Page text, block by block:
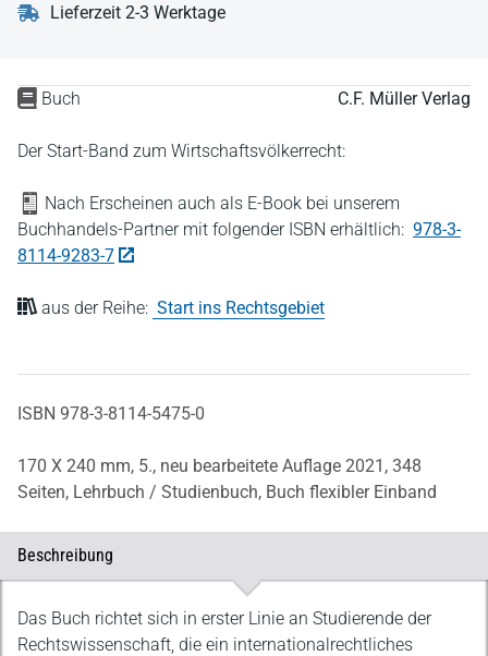
Buch C.F. Müller Verlag
Der Start-Band zum Wirtschaftsvölkerrecht:
Nach Erscheinen auch als E-Book bei unserem
Buchhandels-Partner mit folgender ISBN erhältlich: 978-3-
8114-9283-7
aus der Reihe: Start ins Rechtsgebiet
ISBN 978-3-8114-5475-0
170 X 240 mm, 5., neu bearbeitete Auflage 2021, 348
Seiten, Lehrbuch / Studienbuch, Buch flexibler Einband
Lieferzeit 2-3 Werktage
Beschreibung
Beschreibung
Das Buch richtet sich in erster Linie an Studierende der
Rechtswissenschaft, die ein internationalrechtliches